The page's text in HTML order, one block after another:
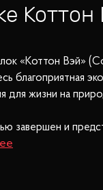
Коттон
«Коттон Вэй»
благоприятная
для жизни на
завершен и
спектр услуг